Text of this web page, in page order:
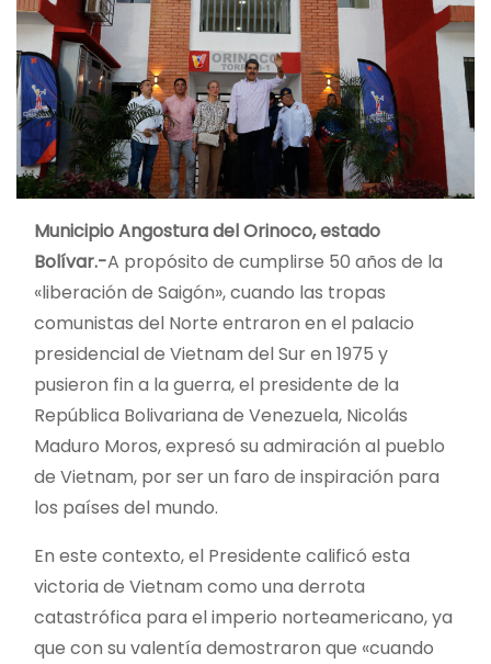
Municipio Angostura del Orinoco, estado
Bolívar.-A propósito de cumplirse 50 años de la
«liberación de Saigón», cuando las tropas
comunistas del Norte entraron en el palacio
presidencial de Vietnam del Sur en 1975 y
pusieron fin a la guerra, el presidente de la
República Bolivariana de Venezuela, Nicolás
Maduro Moros, expresó su admiración al pueblo
de Vietnam, por ser un faro de inspiración para
los países del mundo.
En este contexto, el Presidente calificó esta
victoria de Vietnam como una derrota
catastrófica para el imperio norteamericano, ya
que con su valentía demostraron que «cuando